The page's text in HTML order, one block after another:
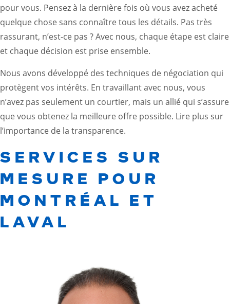
pour vous. Pensez à la dernière fois où vous avez acheté
quelque chose sans connaître tous les détails. Pas très
rassurant, n’est-ce pas ? Avec nous, chaque étape est claire
et chaque décision est prise ensemble.
Nous avons développé des techniques de négociation qui
protègent vos intérêts. En travaillant avec nous, vous
n’avez pas seulement un courtier, mais un allié qui s’assure
que vous obtenez la meilleure offre possible. Lire plus sur
l’importance de la transparence.
SERVICES SUR
MESURE POUR
MONTRÉAL ET
LAVAL